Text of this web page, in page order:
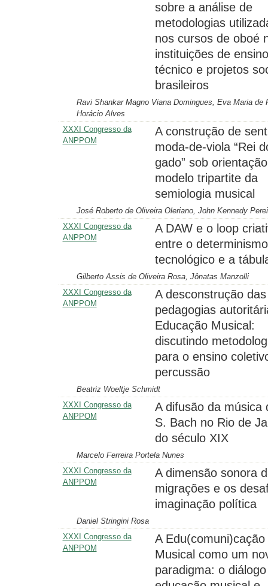
sobre a análise de
metodologias
nos cursos de oboé
instituições de ensino
técnico e projetos
brasileiros
Ravi Shankar Magno Viana Domingues, Eva Maria
Horácio Alves
XXXI Congresso da
ANPPOM
A construção de
moda-de-viola “Rei
gado” sob
modelo tripartite da
semiologia musical
José Roberto de Oliveira Oleriano, John Kennedy
XXXI Congresso da
ANPPOM
A DAW e o loop
entre o determinismo
tecnológico e a
Gilberto Assis de Oliveira Rosa, Jônatas Manzolli
XXXI Congresso da
ANPPOM
A desconstrução das
pedagogias
Educação Musical:
discutindo
para o ensino
percussão
Beatriz Woeltje Schmidt
XXXI Congresso da
ANPPOM
A difusão da música
S. Bach no Rio de
do século XIX
Marcelo Ferreira Portela Nunes
XXXI Congresso da
ANPPOM
A dimensão sonora
migrações e os
imaginação política
Daniel Stringini Rosa
XXXI Congresso da
ANPPOM
A Edu(comuni)cação
Musical como um
paradigma: o